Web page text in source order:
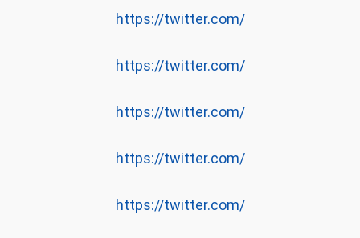
https://twitter.com/
https://twitter.com/
https://twitter.com/
https://twitter.com/
https://twitter.com/